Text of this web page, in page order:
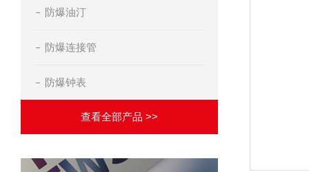
防爆油汀
防爆连接管
防爆钟表
查看全部产品 >>